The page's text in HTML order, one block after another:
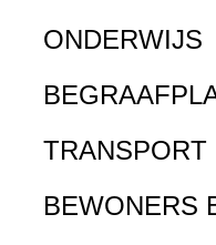
ONDERWIJS
TRANSPORT
BEWONERS